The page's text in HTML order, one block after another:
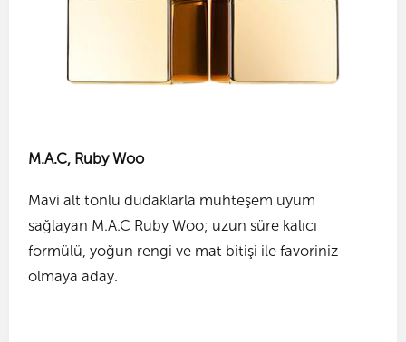
M.A.C, Ruby Woo
Mavi alt tonlu dudaklarla muhteşem uyum
sağlayan M.A.C Ruby Woo; uzun süre kalıcı
formülü, yoğun rengi ve mat bitişi ile favoriniz
olmaya aday.